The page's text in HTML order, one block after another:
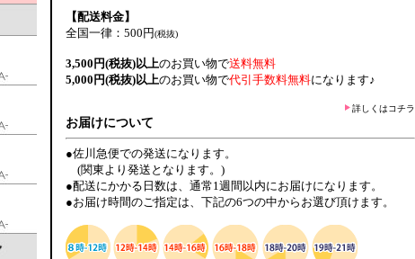
【配送料金】
全国一律：500円(税抜)
3,500円(税抜)以上のお買い物で送料無料
5,000円(税抜)以上のお買い物で代引手数料無料になります♪
詳しくはコチラ
お届けについて
●佐川急便での発送になります。
(関東より発送となります。)
●配送にかかる日数は、通常1週間以内にお届けになります。
●お届け時間のご指定は、下記の6つの中からお選び頂けます。